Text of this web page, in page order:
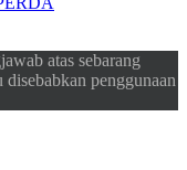
atas sebarang
penggunaan